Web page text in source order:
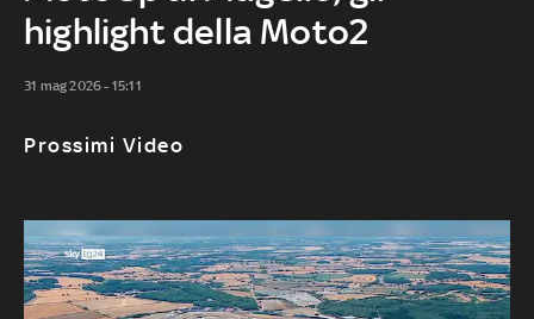
highlight della Moto2
31 mag 2026 - 15:11
Prossimi Video